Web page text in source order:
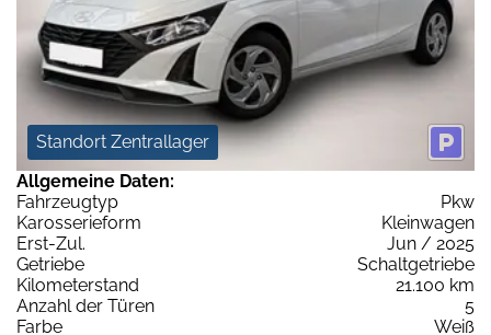
Standort Zentrallager
Allgemeine Daten:
Fahrzeugtyp
Pkw
Karosserieform
Kleinwagen
Erst-Zul.
Jun / 2025
Getriebe
Schaltgetriebe
Kilometerstand
21.100 km
Anzahl der Türen
5
Farbe
Weiß